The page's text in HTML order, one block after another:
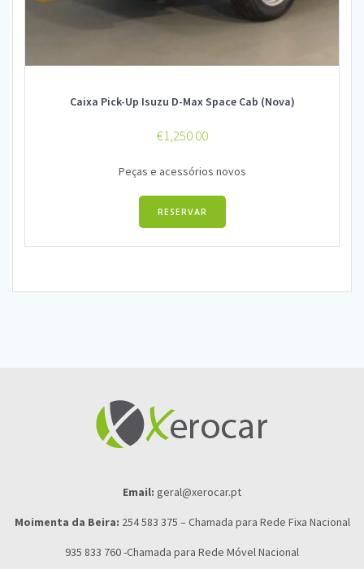
Caixa Pick-Up Isuzu D-Max Space Cab (Nova)
€1,250.00
Peças e acessórios novos
RESERVAR
Email: geral@xerocar.pt
Moimenta da Beira: 254 583 375 – Chamada para Rede Fixa Nacional
935 833 760 -Chamada para Rede Móvel Nacional